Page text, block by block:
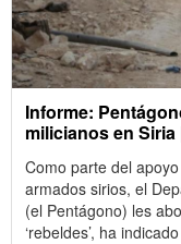
Informe:
milicianos en Siria
Como parte del
armados sirios, el
(el Pentágono) les
‘rebeldes’, ha